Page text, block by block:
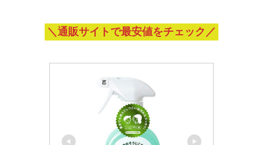
＼通販サイトで最安値をチェック／